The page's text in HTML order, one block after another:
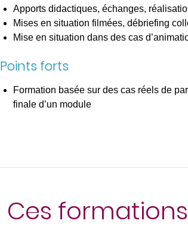
Apports didactiques, échanges,
Mises en situation filmées, débriefing
Mise en situation dans des cas
Points forts
Formation basée sur des cas réels de
finale d’un module
Ces